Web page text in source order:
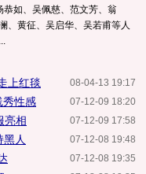
如、吴佩慈、范文芳、翁
、黄征、吴启华、吴若甫等人
08-04-13 19:17
上红毯
07-12-09 18:20
秀性感
07-12-09 17:58
亮相
07-12-08 19:48
人
07-12-08 19:35